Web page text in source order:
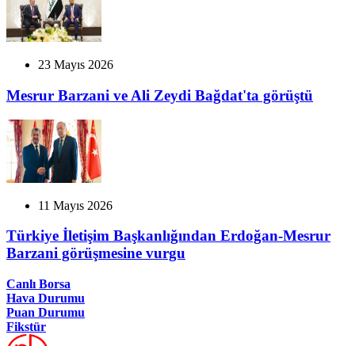
23 Mayıs 2026
Mesrur Barzani ve Ali Zeydi Bağdat'ta görüştü
11 Mayıs 2026
Türkiye İletişim Başkanlığından Erdoğan-Mesrur
Barzani görüşmesine vurgu
Canlı Borsa
Hava Durumu
Puan Durumu
Fikstür